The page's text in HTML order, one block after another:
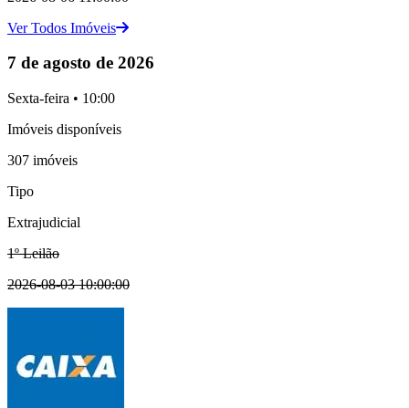
Ver Todos Imóveis
7 de agosto de 2026
Sexta-feira • 10:00
Imóveis disponíveis
307 imóveis
Tipo
Extrajudicial
1º Leilão
2026-08-03 10:00:00